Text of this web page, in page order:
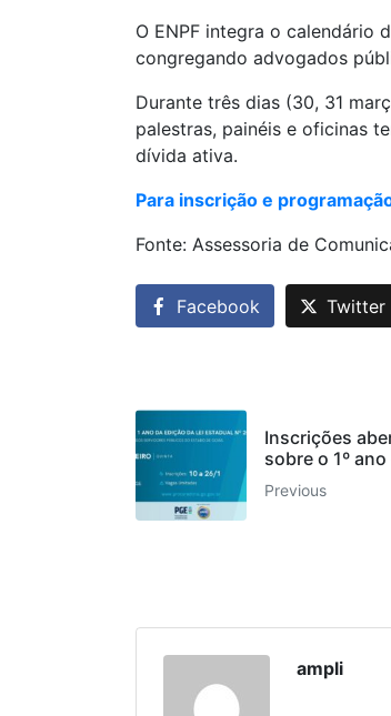
O ENPF integra o calendário
congregando advogados
Durante três dias (30, 31
palestras, painéis e oficinas
dívida ativa.
Para inscrição e
Fonte: Assessoria de
Facebook Twitter
Inscrições
sobre o 1º
Previous
ampli